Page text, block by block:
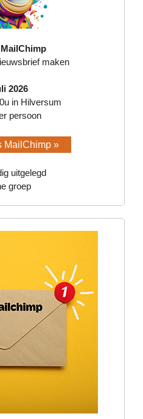
maken
2026
in Hilversum
persoon
MailChimp »
uitgelegd
groep